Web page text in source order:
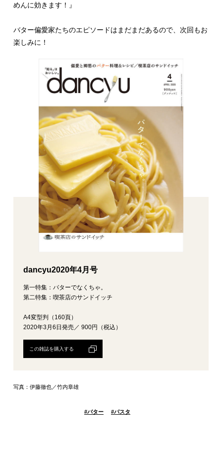
めんに効きます！』
バター偏愛家たちのエピソードはまだまだあるので、次回もお
楽しみに！
dancyu2020年4月号
第一特集：バターでなくちゃ。
第二特集：喫茶店のサンドイッチ
A4変型判（160頁）
2020年3月6日発売／ 900円（税込）
この雑誌を購入する
写真：伊藤徹也／竹内章雄
#バター #パスタ